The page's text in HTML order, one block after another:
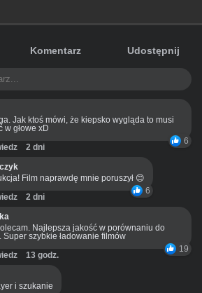
Komentarz Udostępnij
Jak ktoś mówi, że kiepsko wygląda to musi
w głowe xD
6
2 dni
Film naprawdę mnie poruszył 😊
6
2 dni
Najlepsza jakość w porównaniu do
Super szybkie ładowanie filmów
19
13 godz.
i szukanie